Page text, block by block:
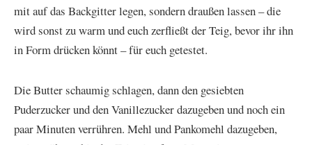
mit auf das Backgitter legen, sondern draußen lassen – die
wird sonst zu warm und euch zerfließt der Teig, bevor ihr ihn
in Form drücken könnt – für euch getestet.
Die Butter schaumig schlagen, dann den gesiebten
Puderzucker und den Vanillezucker dazugeben und noch ein
paar Minuten verrühren. Mehl und Pankomehl dazugeben,